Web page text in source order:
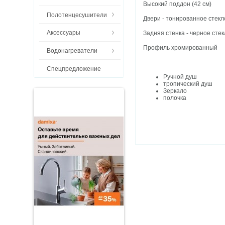
Полотенцесушители
Аксессуары
Водонагреватели
Спецпредложение
Высокий поддон (42 см)
Двери - тонированное
Задняя стенка - черное
Профиль хромированный
Ручной душ
тропический душ
Зеркало
полочка